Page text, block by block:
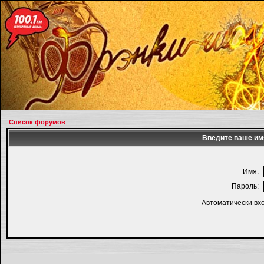
Список форумов
Введите ваше
Имя:
Пароль:
Автоматически